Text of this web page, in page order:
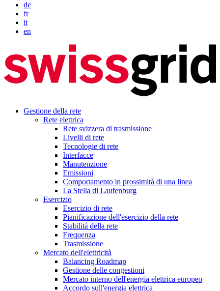
de
fr
it
en
Gestione della rete
Rete elettrica
Rete svizzera di trasmissione
Livelli di rete
Tecnologie di rete
Interfacce
Manutenzione
Emissioni
Comportamento in prossimità di una linea
La Stella di Laufenburg
Esercizio
Esercizio di rete
Pianificazione dell'esercizio della rete
Stabilità della rete
Frequenza
Trasmissione
Mercato dell'elettricità
Balancing Roadmap
Gestione delle congestioni
Mercato interno dell'energia elettrica europeo
Accordo sull'energia elettrica